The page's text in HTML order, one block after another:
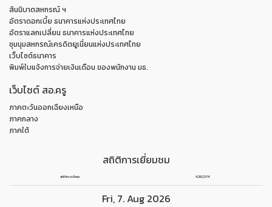
สันนิบาตสหกรณ์ ฯ
อัตราดอกเบี้ย ธนาคารแห่งประเทศไทย
อัตราแลกเปลี่ยน ธนาคารแห่งประเทศไทย
ชุมนุมสหกรณ์เครดิตยูเนี่ยนแห่งประเทศไทย
เว็บไซต์ธนาคาร
พิมพ์ใบแจ้งการจ่ายเงินเดือน ของพนักงาน มธ.
เว็บไซต์ สอ.ครู
ภาคตะวันออกเฉียงเหนือ
ภาคกลาง
ภาคใต้
สถิติการเยี่ยมชม
สถิติการเข้าชม 4,262,574
Fri, 7. Aug 2026